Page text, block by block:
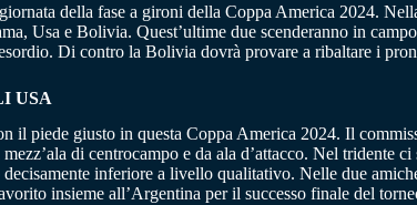
della fase a gironi della Coppa America 2024.
Usa e Bolivia. Quest’ultime due scenderanno in
Di contro la Bolivia dovrà provare a ribaltare i
USA
il piede giusto in questa Coppa America 2024. Il
di centrocampo e da ala d’attacco. Nel
inferiore a livello qualitativo. Nelle due
insieme all’Argentina per il successo finale del